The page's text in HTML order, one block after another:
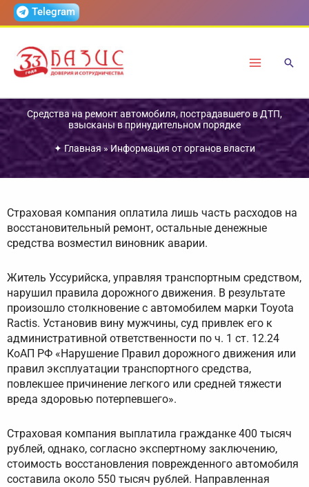
ПерейтиTelegram
Средства на ремонт автомобиля, пострадавшего в ДТП,
взысканы в принудительном порядке
✦ Главная » Информация от органов власти
Страховая компания оплатила лишь часть расходов на
восстановительный ремонт, остальные денежные
средства возместил виновник аварии.
Житель Уссурийска, управляя транспортным средством,
нарушил правила дорожного движения. В результате
произошло столкновение с автомобилем марки Toyota
Ractis. Установив вину мужчины, суд привлек его к
административной ответственности по ч. 1 ст. 12.24
КоАП РФ «Нарушение Правил дорожного движения или
правил эксплуатации транспортного средства,
повлекшее причинение легкого или средней тяжести
вреда здоровью потерпевшего».
Страховая компания выплатила гражданке 400 тысяч
рублей, однако, согласно экспертному заключению,
стоимость восстановления поврежденного автомобиля
составила около 550 тысяч рублей. Направленная